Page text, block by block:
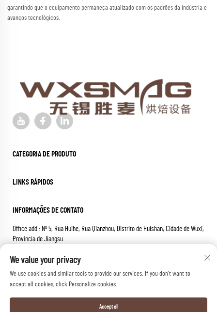
garantindo que o equipamento permaneça atualizado com os padrões da indústria e
avanços tecnológicos.
CATEGORIA DE PRODUTO
LINKS RÁPIDOS
INFORMAÇÕES DE CONTATO
Office add : Nº 5, Rua Huihe, Rua Qianzhou, Distrito de Huishan, Cidade de Wuxi,
Província de Jiangsu
Tel :+86-18652826331
Direitos autorais © 2025 wuxi sheng mai machinery co.,ltd. Todos os
We value your privacy
We use cookies and similar tools to provide our services. If you don't want to
accept all cookies, click Personalize cookies.
Accept all